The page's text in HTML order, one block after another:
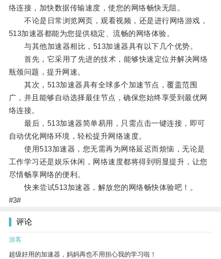
络连接，加快数据传输速度，使您的网络畅快无阻。
不论是日常浏览网页，观看视频，还是进行网络游戏，
513加速器都能为您提供稳定、流畅的网络体验。
与其他加速器相比，513加速器具有以下几个优势。
首先，它采用了先进的技术，能够快速定位并解决网络
瓶颈问题，提升网速。
其次，513加速器具有全球多个加速节点，覆盖范围
广，并且能够自动选择最佳节点，确保您始终享受到最优网
络连接。
最后，513加速器简单易用，只需点击一键连接，即可
自动优化网络环境，轻松提升网络速度。
使用513加速器，您无需再为网络延迟而烦恼，无论是
工作学习还是娱乐休闲，网络速度都将得到明显提升，让您
尽情畅享网络的便利。
快来尝试513加速器，解放您的网络畅快体验吧！。
#3#
评论
游客
超级好用的加速器，妈妈再也不用担心我的学习啦！